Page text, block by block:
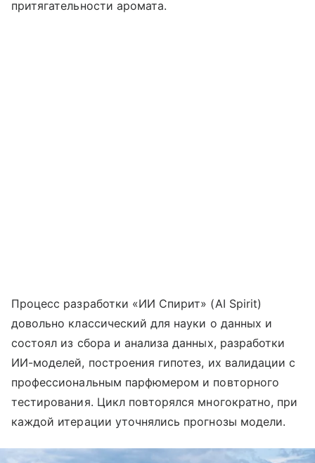
притягательности аромата.
Процесс разработки «ИИ Спирит» (AI Spirit)
довольно классический для науки о данных и
состоял из сбора и анализа данных, разработки
ИИ-моделей, построения гипотез, их валидации с
профессиональным парфюмером и повторного
тестирования. Цикл повторялся многократно, при
каждой итерации уточнялись прогнозы модели.